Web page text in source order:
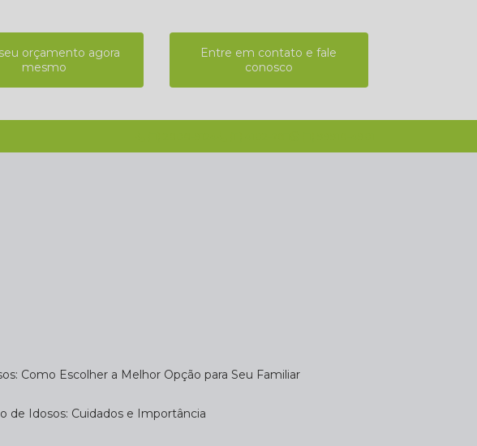
orçamento agora
mesmo
Entre em contato e fale
conosco
Como Escolher a Melhor Opção para Seu Familiar
de Idosos: Cuidados e Importância